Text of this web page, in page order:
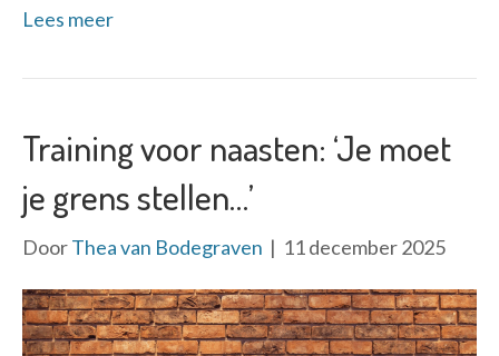
Lees meer
Training voor naasten: ‘Je moet
je grens stellen…’
DoorThea van Bodegraven | 11 december 2025